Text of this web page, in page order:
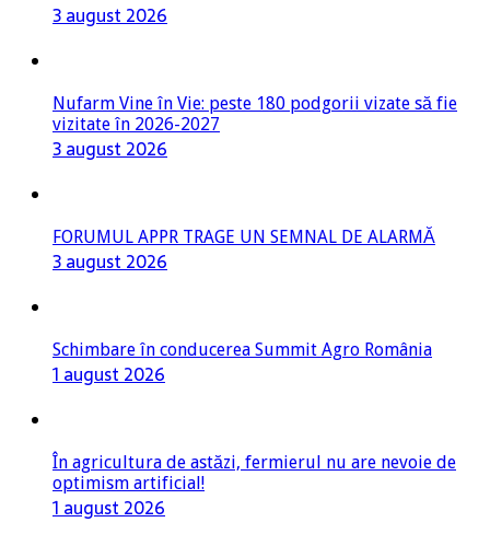
3 august 2026
Nufarm Vine în Vie: peste 180 podgorii vizate să fie
vizitate în 2026-2027
3 august 2026
FORUMUL APPR TRAGE UN SEMNAL DE ALARMĂ
3 august 2026
Schimbare în conducerea Summit Agro România
1 august 2026
În agricultura de astăzi, fermierul nu are nevoie de
optimism artificial!
1 august 2026